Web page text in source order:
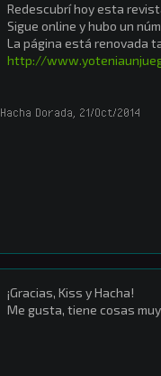
Redescubrí hoy esta
Sigue online y hubo un
La página está renovada
http://
Hacha Dorada, 21/Oct/2014
¡Gracias, Kiss y Hacha!
Me gusta, tiene cosas